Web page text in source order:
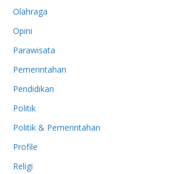
Olahraga
Opini
Parawisata
Pemerintahan
Pendidikan
Politik
Politik & Pemerintahan
Profile
Religi